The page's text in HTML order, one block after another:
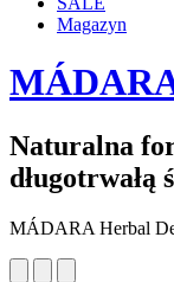
Magazyn
Naturalna
długotrwałą
MÁDARA Herbal